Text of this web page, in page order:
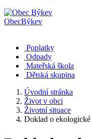
ObecBýkev
Poplatky
Odpady
Mateřská škola
Dětská skupina
Úvodní stránka
Život v obci
Životní situace
Doklad o